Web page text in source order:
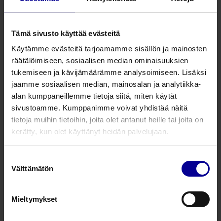
Tämä sivusto käyttää evästeitä
Käytämme evästeitä tarjoamamme sisällön ja mainosten
räätälöimiseen, sosiaalisen median ominaisuuksien
tukemiseen ja kävijämäärämme analysoimiseen. Lisäksi
jaamme sosiaalisen median, mainosalan ja analytiikka-
alan kumppaneillemme tietoja siitä, miten käytät
sivustoamme. Kumppanimme voivat yhdistää näitä
tietoja muihin tietoihin, joita olet antanut heille tai joita on
kerätty, kun olet käyttänyt heidän palvelujaan.
valinta
Välttämätön
Mieltymykset
850XL SafeHip AirX Inko -lonkkasuojahousut
850XXL SafeHip AirX Inko -lonkkasuojahousut